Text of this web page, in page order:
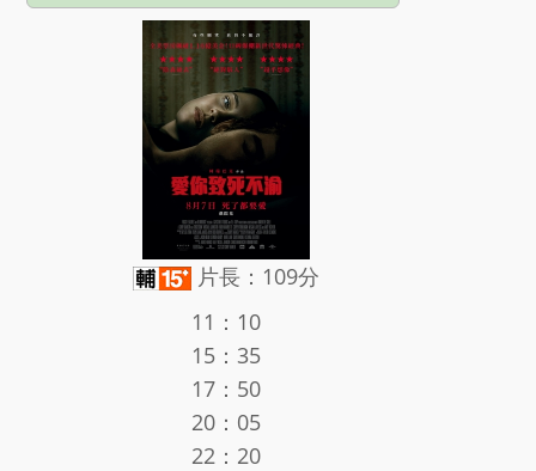
片長：109分
11：10
15：35
17：50
20：05
22：20